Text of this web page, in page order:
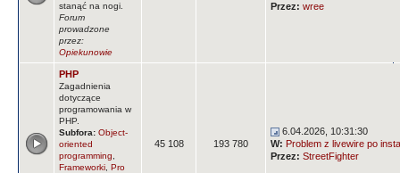
stanąć na nogi.
Forum
prowadzone
przez:
Opiekunowie
Przez: wree
PHP
Zagadnienia
dotyczące
programowania w
PHP.
Subfora: Object-
oriented
programming
Frameworki Pro
45 108 193 780
6.04.2026, 10:31:30
W: Problem z livewire po
Przez: StreetFighter